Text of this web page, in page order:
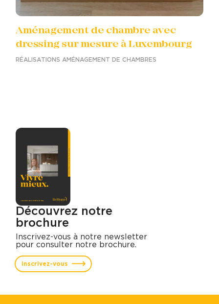
Aménagement de chambre avec
dressing sur mesure à Luxembourg
RÉALISATIONS AMÉNAGEMENT DE CHAMBRES
Découvrez notre
brochure
Inscrivez-vous à notre newsletter
pour consulter notre brochure.
Inscrivez-vous